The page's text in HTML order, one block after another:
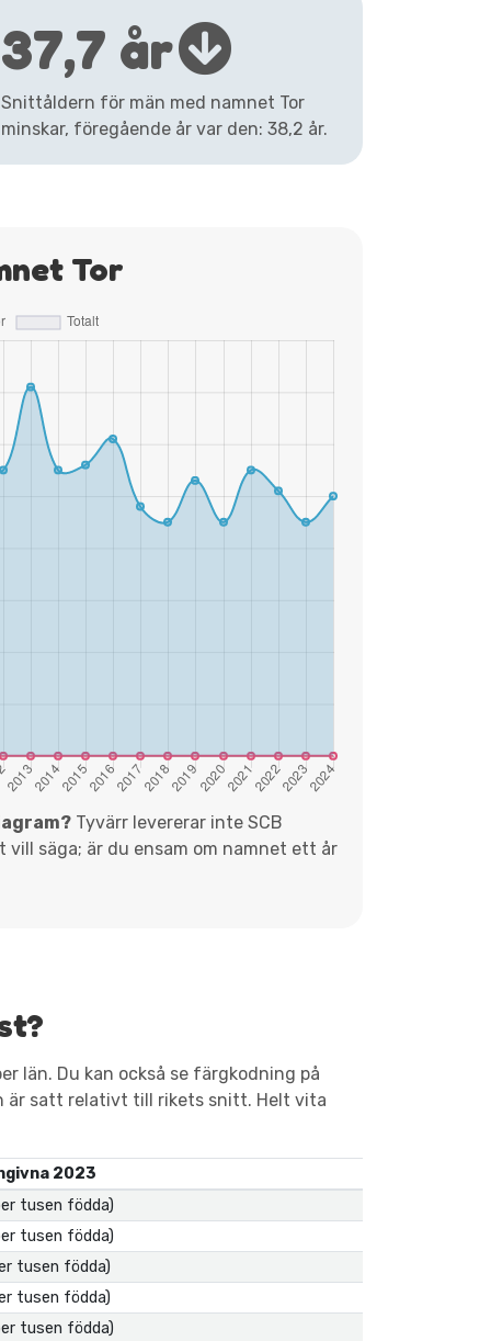
37,7 år
Snittåldern för män med namnet Tor
minskar, föregående år var den: 38,2 år.
Tor
Tyvärr levererar inte SCB
säga; är du ensam om namnet ett år
län. Du kan också se färgkodning på
är satt relativt till rikets snitt. Helt vita
2023
tusen födda)
tusen födda)
tusen födda)
tusen födda)
tusen födda)